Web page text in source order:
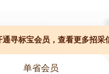
通寻标宝会员，查看更多招采
单省会员